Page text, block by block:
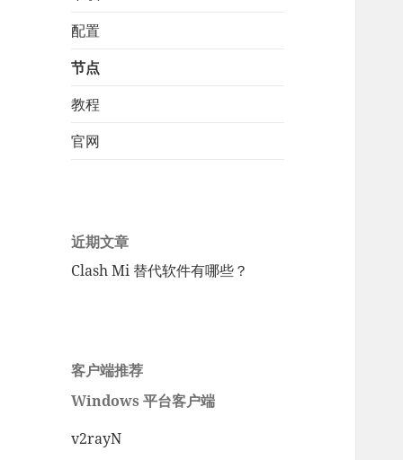
配置
节点
教程
官网
近期文章
Clash Mi 替代软件有哪些？
客户端推荐
Windows 平台客户端
v2rayN